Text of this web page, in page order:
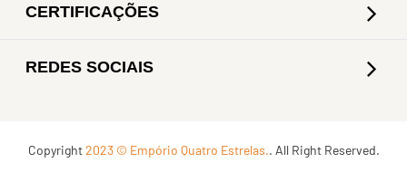
CERTIFICAÇÕES
REDES SOCIAIS
Copyright2023 © Empório Quatro Estrelas.. All Right Reserved.